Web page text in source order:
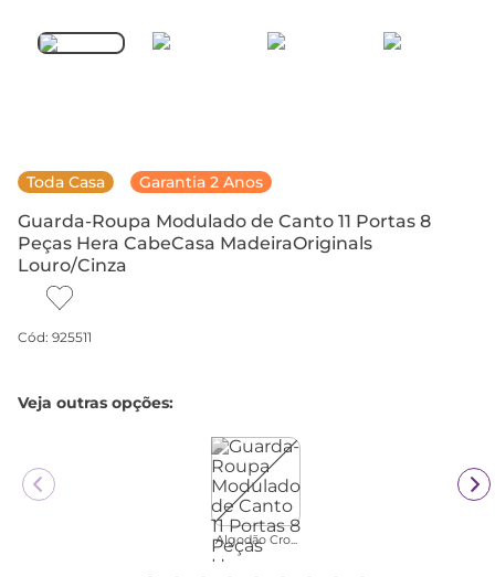
Toda Casa Garantia 2 Anos
Guarda-Roupa Modulado de Canto 11 Portas 8
Peças Hera CabeCasa MadeiraOriginals
Louro/Cinza
Cód: 925511
Veja outras opções:
Algodão Cro...